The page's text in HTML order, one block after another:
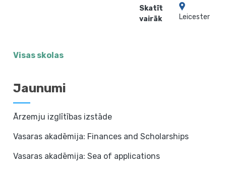
Skatīt
vairāk
Leicester
Visas skolas
Jaunumi
Ārzemju izglītības izstāde
Vasaras akadēmija: Finances and Scholarships
Vasaras akadēmija: Sea of applications